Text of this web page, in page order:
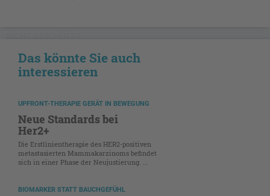
Das könnte Sie auch
interessieren
UPFRONT-THERAPIE GERÄT IN BEWEGUNG
Neue Standards bei
Her2+
Die Erstlinientherapie des HER2-positiven
metastasierten Mammakarzinoms befindet
sich in einer Phase der Neujustierung. ...
BIOMARKER STATT BAUCHGEFÜHL